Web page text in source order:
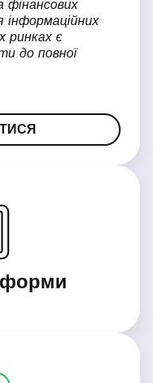
фінансових
інформаційних
ринках є
до повної